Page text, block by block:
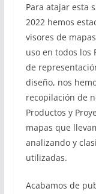
Para atajar esta
2022 hemos
visores de
uso en todos los
de
diseño, nos
recopilación de
Productos y
mapas que
analizando y
utilizadas.
Acabamos de